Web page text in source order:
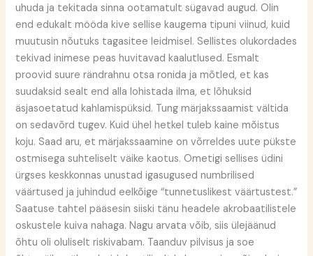
uhuda ja tekitada sinna ootamatult sügavad augud. Olin
end edukalt mööda kive sellise kaugema tipuni viinud, kuid
muutusin nõutuks tagasitee leidmisel. Sellistes olukordades
tekivad inimese peas huvitavad kaalutlused. Esmalt
proovid suure rändrahnu otsa ronida ja mõtled, et kas
suudaksid sealt end alla lohistada ilma, et lõhuksid
äsjasoetatud kahlamispüksid. Tung märjakssaamist vältida
on sedavõrd tugev. Kuid ühel hetkel tuleb kaine mõistus
koju. Saad aru, et märjakssaamine on võrreldes uute pükste
ostmisega suhteliselt väike kaotus. Ometigi sellises üdini
ürgses keskkonnas unustad igasugused numbrilised
väärtused ja juhindud eelkõige “tunnetuslikest väärtustest.”
Saatuse tahtel pääsesin siiski tänu headele akrobaatilistele
oskustele kuiva nahaga. Nagu arvata võib, siis ülejäänud
õhtu oli oluliselt riskivabam. Taanduv pilvisus ja soe